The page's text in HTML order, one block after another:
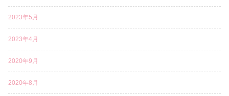
2023年5月
2023年4月
2020年9月
2020年8月